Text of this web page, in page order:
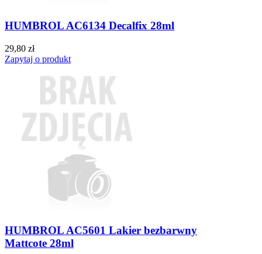
HUMBROL AC6134 Decalfix 28ml
29,80 zł
Zapytaj o produkt
HUMBROL AC5601 Lakier bezbarwny
Mattcote 28ml